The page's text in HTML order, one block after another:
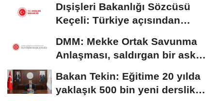
Dışişleri Bakanlığı Sözcüsü
Keçeli: Türkiye açısından
DMM: Mekke Ortak Savunma
Anlaşması, saldırgan bir askeri
Bakan Tekin: Eğitime 20 yılda
yaklaşık 500 bin yeni derslik